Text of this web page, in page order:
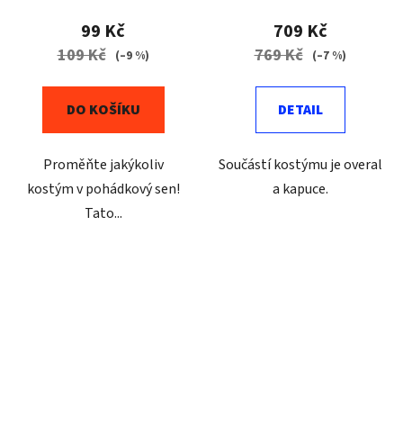
99 Kč
109 Kč (–9 %)
DO KOŠÍKU
Proměňte jakýkoliv
kostým v pohádkový sen!
Tato...
709 Kč
769 Kč (–7 %)
DETAIL
Součástí kostýmu je overal
a kapuce.